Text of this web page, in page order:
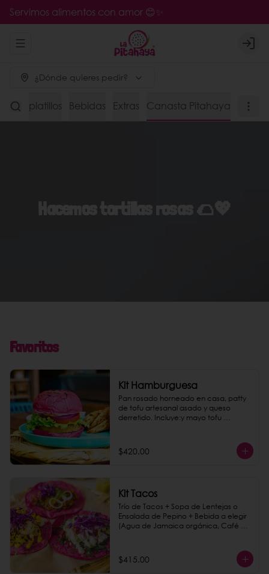
Servimos alimentos con amor 😊✨
Abrir menu de navegación Login
¿Dónde quieres pedir?
de platillos Bebidas Extras Canasta Pitahaya
Hacemos tortillas rosas 🌮💖
Favoritos
Kit Hamburguesa
Pan rosado horneado en casa, patty
de tofu artesanal asado y queso
derretido. Incluye:y mayo tofu
$420.00
Kit Tacos
Trío de Tacos + Sopa de Lentejas o
Ensalada de Pepino + Bebida a elegir
(Agua de Jamaica orgánica, Café de
$415.00